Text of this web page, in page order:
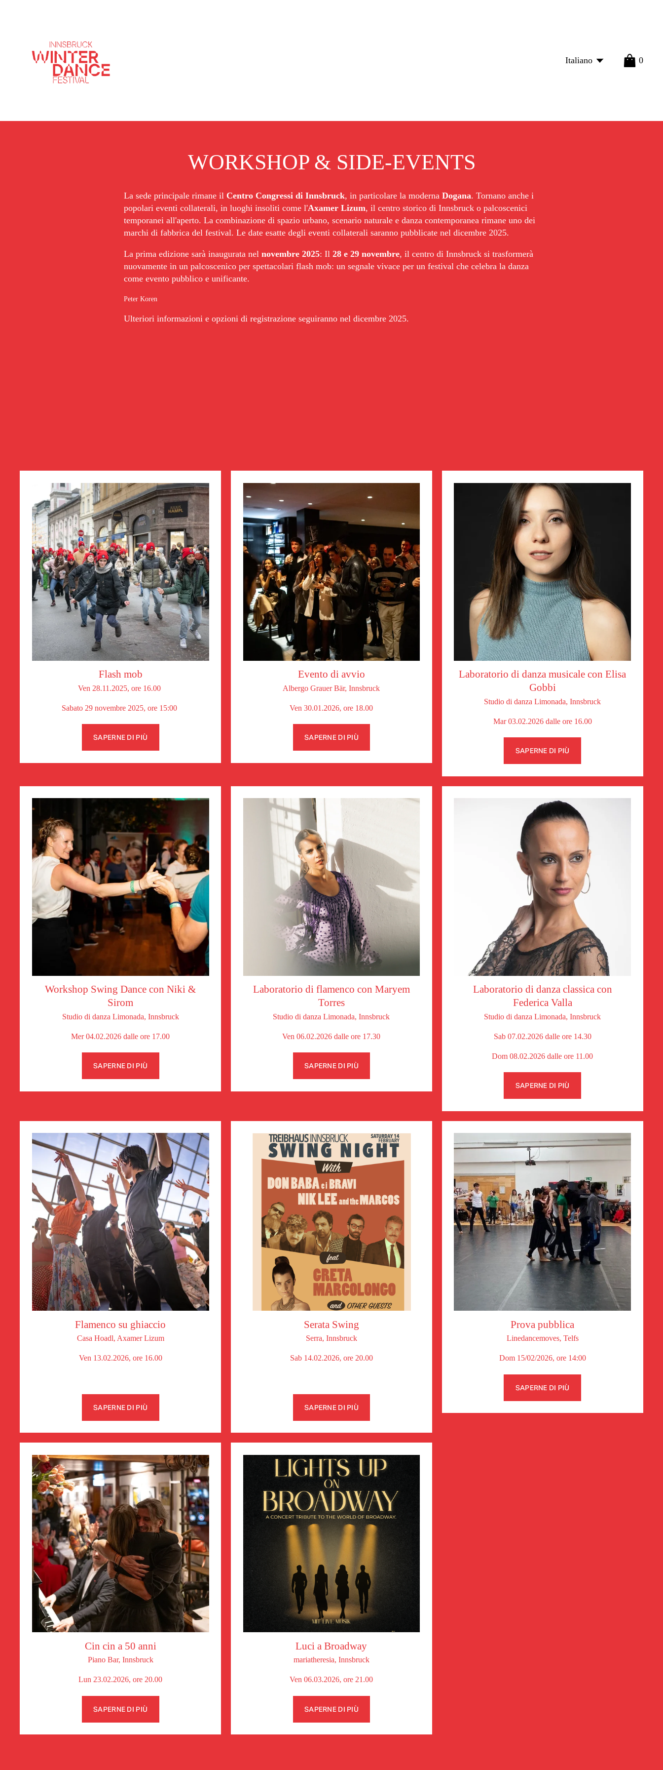
Italiano 0
WORKSHOP & SIDE-EVENTS
La sede principale rimane il Centro Congressi di Innsbruck, in particolare la moderna Dogana. Tornano anche i
popolari eventi collaterali, in luoghi insoliti come l'Axamer Lizum, il centro storico di Innsbruck o palcoscenici
temporanei all'aperto. La combinazione di spazio urbano, scenario naturale e danza contemporanea rimane uno dei
marchi di fabbrica del festival. Le date esatte degli eventi collaterali saranno pubblicate nel dicembre 2025.
La prima edizione sarà inaugurata nel novembre 2025: Il 28 e 29 novembre, il centro di Innsbruck si trasformerà
nuovamente in un palcoscenico per spettacolari flash mob: un segnale vivace per un festival che celebra la danza
come evento pubblico e unificante.
Peter Koren
Ulteriori informazioni e opzioni di registrazione seguiranno nel dicembre 2025.
Flash mob
Ven 28.11.2025, ore 16.00
Sabato 29 novembre 2025, ore 15:00
SAPERNE DI PIÙ
Evento di avvio
Albergo Grauer Bär, Innsbruck
Ven 30.01.2026, ore 18.00
SAPERNE DI PIÙ
Laboratorio di danza musicale con Elisa
Gobbi
Studio di danza Limonada, Innsbruck
Mar 03.02.2026 dalle ore 16.00
SAPERNE DI PIÙ
Workshop Swing Dance con Niki &
Sirom
Studio di danza Limonada, Innsbruck
Mer 04.02.2026 dalle ore 17.00
SAPERNE DI PIÙ
Laboratorio di flamenco con Maryem
Torres
Studio di danza Limonada, Innsbruck
Ven 06.02.2026 dalle ore 17.30
SAPERNE DI PIÙ
Laboratorio di danza classica con
Federica Valla
Studio di danza Limonada, Innsbruck
Sab 07.02.2026 dalle ore 14.30
Dom 08.02.2026 dalle ore 11.00
SAPERNE DI PIÙ
Flamenco su ghiaccio
Casa Hoadl, Axamer Lizum
Ven 13.02.2026, ore 16.00
SAPERNE DI PIÙ
Serata Swing
Serra, Innsbruck
Sab 14.02.2026, ore 20.00
SAPERNE DI PIÙ
Prova pubblica
Linedancemoves, Telfs
Dom 15/02/2026, ore 14:00
SAPERNE DI PIÙ
Cin cin a 50 anni
Piano Bar, Innsbruck
Lun 23.02.2026, ore 20.00
SAPERNE DI PIÙ
Luci a Broadway
mariatheresia, Innsbruck
Ven 06.03.2026, ore 21.00
SAPERNE DI PIÙ